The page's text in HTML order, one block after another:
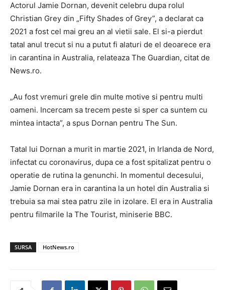
Actorul Jamie Dornan, devenit celebru dupa rolul
Christian Grey din „Fifty Shades of Grey”, a declarat ca
2021 a fost cel mai greu an al vietii sale. El si-a pierdut
tatal anul trecut si nu a putut fi alaturi de el deoarece era
in carantina in Australia, relateaza The Guardian, citat de
News.ro.
„Au fost vremuri grele din multe motive si pentru multi
oameni. Incercam sa trecem peste si sper ca suntem cu
mintea intacta”, a spus Dornan pentru The Sun.
Tatal lui Dornan a murit in martie 2021, in Irlanda de Nord,
infectat cu coronavirus, dupa ce a fost spitalizat pentru o
operatie de rutina la genunchi. In momentul decesului,
Jamie Dornan era in carantina la un hotel din Australia si
trebuia sa mai stea patru zile in izolare. El era in Australia
pentru filmarile la The Tourist, miniserie BBC.
SURSA HotNews.ro